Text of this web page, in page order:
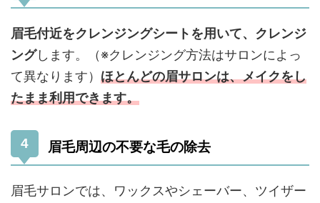
眉毛付近をクレンジングシートを用いて、クレンジ
ングします。（※クレンジング方法はサロンによっ
て異なります） ほとんどの眉サロンは、メイクをし
たまま利用できます。
眉毛周辺の不要な毛の除去
眉毛サロンでは、ワックスやシェーバー、ツイザー